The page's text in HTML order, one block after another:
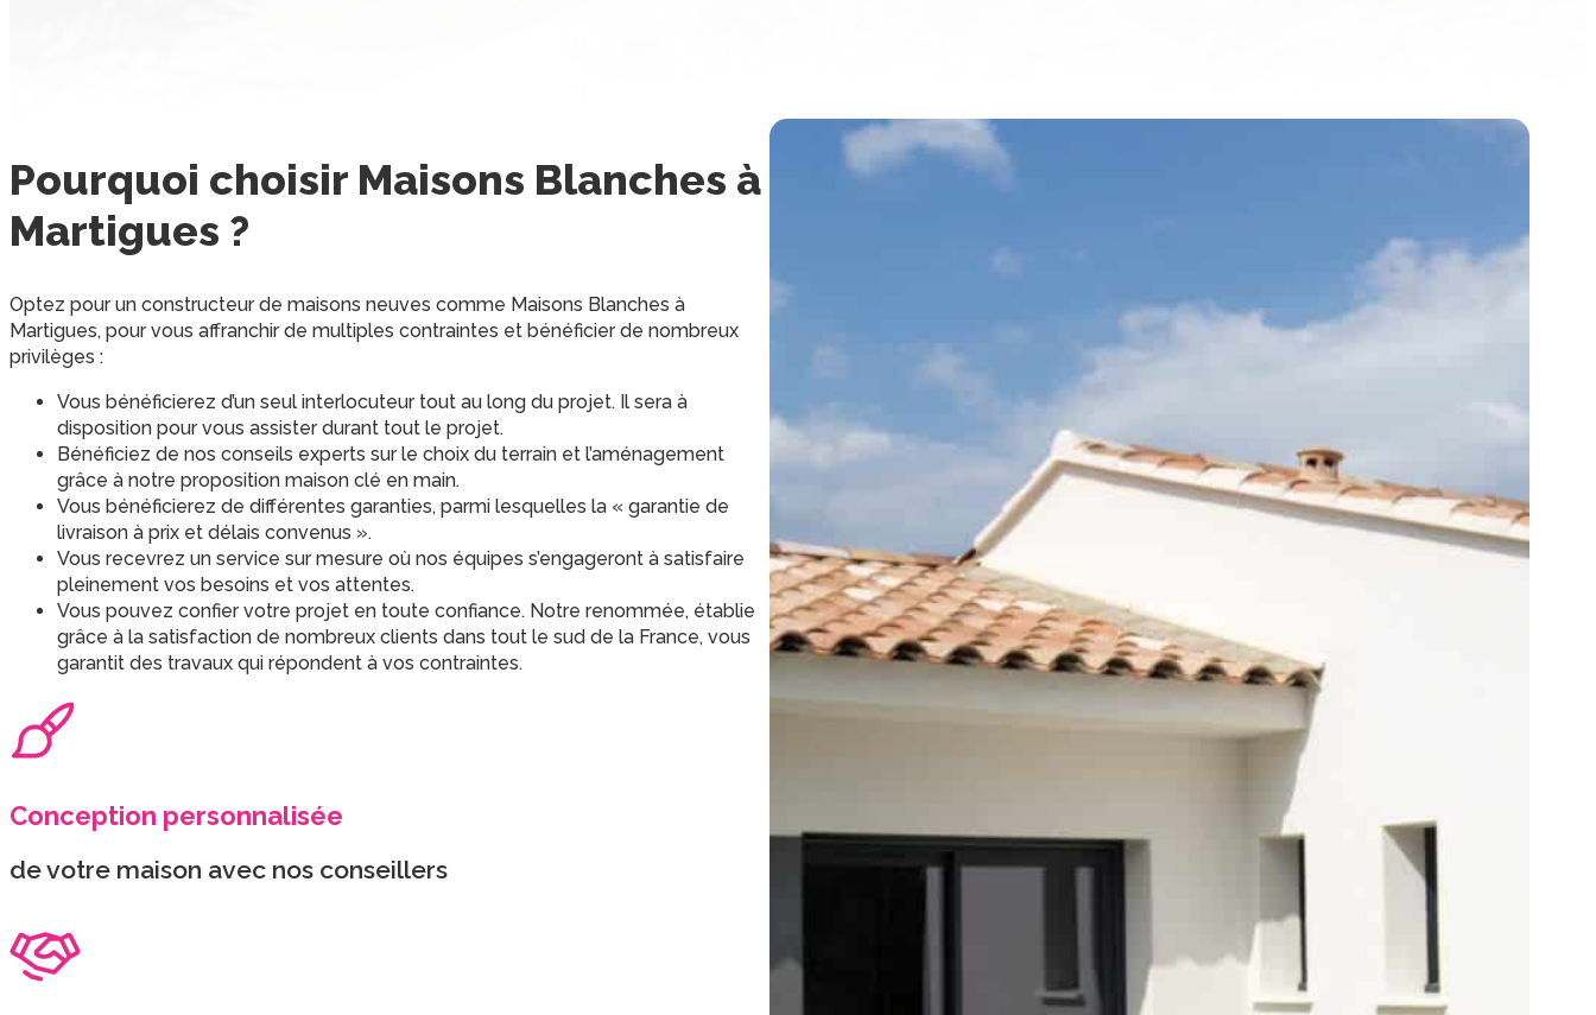
Pourquoi choisir Maisons Blanches à
Martigues ?
Optez pour un constructeur de maisons neuves comme Maisons Blanches à
Martigues, pour vous affranchir de multiples contraintes et bénéficier de nombreux
privilèges :
Vous bénéficierez d’un seul interlocuteur tout au long du projet. Il sera à
disposition pour vous assister durant tout le projet.
Bénéficiez de nos conseils experts sur le choix du terrain et l’aménagement
grâce à notre proposition maison clé en main.
Vous bénéficierez de différentes garanties, parmi lesquelles la « garantie de
livraison à prix et délais convenus ».
Vous recevrez un service sur mesure où nos équipes s’engageront à satisfaire
pleinement vos besoins et vos attentes.
Vous pouvez confier votre projet en toute confiance. Notre renommée, établie
grâce à la satisfaction de nombreux clients dans tout le sud de la France, vous
garantit des travaux qui répondent à vos contraintes.
Conception personnalisée
de votre maison avec nos conseillers